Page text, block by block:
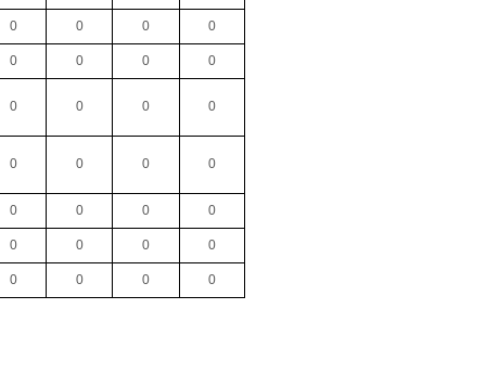
0 0 0 0
0 0 0 0
0 0 0 0
0 0 0 0
0 0 0 0
0 0 0 0
0 0 0 0